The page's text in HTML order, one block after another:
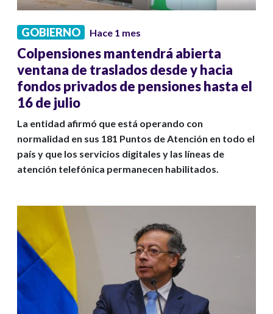
GOBIERNO Hace 1 mes
Colpensiones mantendrá abierta
ventana de traslados desde y hacia
fondos privados de pensiones hasta el
16 de julio
La entidad afirmó que está operando con
normalidad en sus 181 Puntos de Atención en todo el
país y que los servicios digitales y las líneas de
atención telefónica permanecen habilitados.